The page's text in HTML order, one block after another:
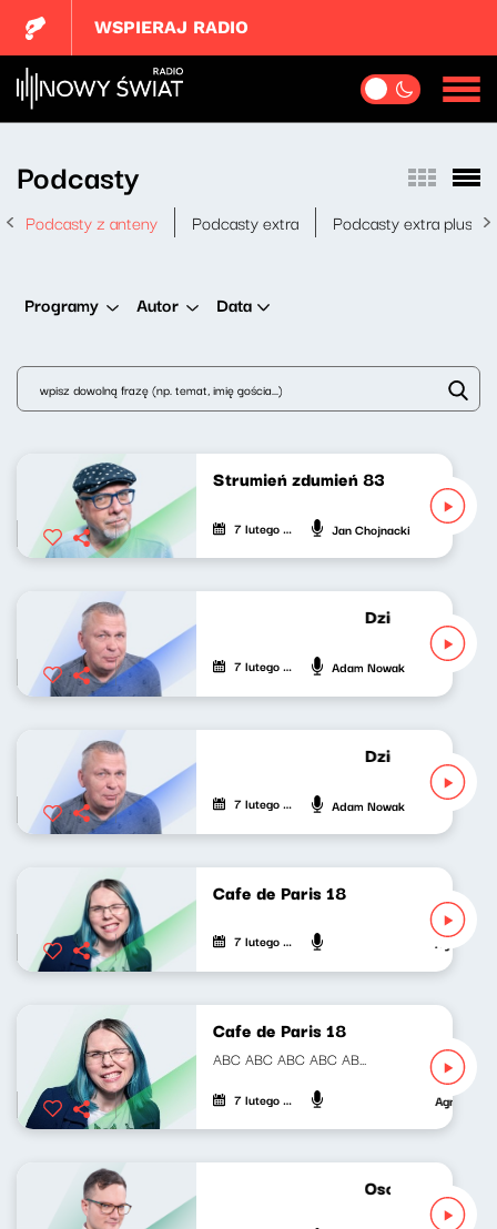
WSPIERAJ RADIO
Podcasty
Podcasty z anteny Podcasty extra Podcasty extra plus
Programy Autor Data
Strumień zdumień 83
7 lutego 2022 Jan Chojnacki
Dziękuję za
7 lutego 2022 Adam Nowak
Dziękuję za
7 lutego 2022 Adam Nowak
Cafe de Paris 18
7 lutego 2022 Agnieszka
Cafe de Paris 18
ABC ABC ABC ABC ABC ABC ABC ABC ABC ABC ABC...
7 lutego 2022 Agnieszka
Osobiste